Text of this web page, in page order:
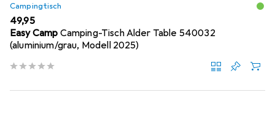
Campingtisch
EUR
49,95
Easy Camp Camping-Tisch Alder Table 540032
(aluminium/grau, Modell 2025)